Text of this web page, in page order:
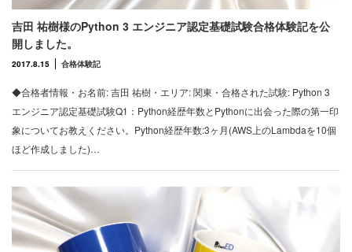
吉田 祐樹様のPython 3 エンジニア認定基礎試験合格体験記を公
開しました。
2017.8.15 合格体験記
◆合格者情報・お名前: 吉田 祐樹・エリア: 関東・合格された試験: Python 3
エンジニア認定基礎試験Q1：Python経歴年数とPythonに出会った際の第一印
象についてお教えください。Python経歴年数:3ヶ月(AWS上のLambdaを10個
ほど作成しました)…